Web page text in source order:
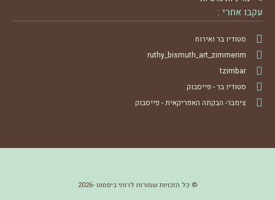
עקבו אחרי :
סטודיו בר ואירוח
ruthy_bismuth_art_zimmerim
tzimbar
סטודיו בר - פייסבוק
צימבר- הבקתה האפריקאית - פייסבוק
© כל הזכויות שמורות לרותי ביסמוט -2026